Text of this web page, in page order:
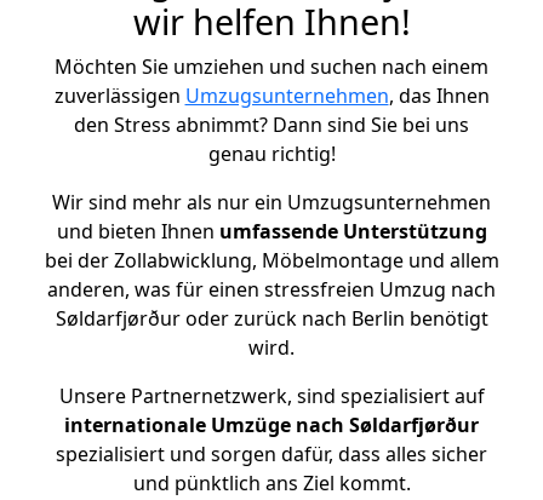
wir helfen Ihnen!
Möchten Sie umziehen und suchen nach einem
zuverlässigen Umzugsunternehmen, das Ihnen
den Stress abnimmt? Dann sind Sie bei uns
genau richtig!
Wir sind mehr als nur ein Umzugsunternehmen
und bieten Ihnen umfassende Unterstützung
bei der Zollabwicklung, Möbelmontage und allem
anderen, was für einen stressfreien Umzug nach
Søldarfjørður oder zurück nach Berlin benötigt
wird.
Unsere Partnernetzwerk, sind spezialisiert auf
internationale Umzüge nach Søldarfjørður
spezialisiert und sorgen dafür, dass alles sicher
und pünktlich ans Ziel kommt.